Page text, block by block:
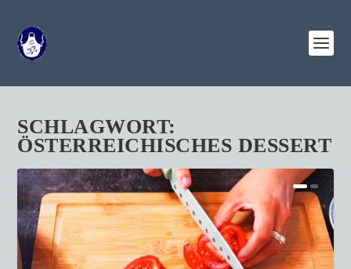
SCHLAGWORT:
ÖSTERREICHISCHES DESSERT